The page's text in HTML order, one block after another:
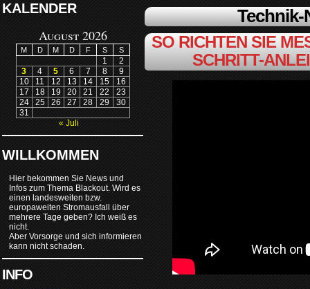
KALENDER
August 2026
M D M D F S S
1
2
3
4 5 6 7 8
9
10
11 12 13 14 15
16
17
18 19 20 21 22
23
24
25 26 27 28 29
30
31
« Juli
WILLKOMMEN
Hier bekommen Sie News und
Infos zum Thema Blackout. Wird es
einen landesweiten bzw.
europaweiten Stromausfall über
mehrere Tage geben? Ich weiß es
nicht.
Aber Vorsorge und sich informieren
kann nicht schaden.
INFO
SO RICHTEN SIE
SCHRITT-